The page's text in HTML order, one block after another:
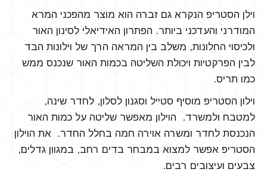
וילן הסטריפ הנקרא גם זברה הוא מוצר מהפכני המרא
המודרני והעדכני ביותר. הפתרון האידיאלי לסינון האור
ולכיסוי החלונות, משלב בין המראה הרך של וילונות הבד
לבין הפרקטיות ויכולת השליטה בכמות האור שנכנס ממש
כמו תריס.
וילון הסטריפ מוסיף סטייל וסגנון לסלון, לחדר שינה,
למטבח ולמשרד. הוילון מאפשר שליטה על כמות האור
הנכנסת לחדר ומשרה אוירה חמה בחלל החדר. את הוילון
הסטריפ אפשר למצוא במבחר בדים רחב, במגוון גדלים,
צבעים ועיצובים רבים.